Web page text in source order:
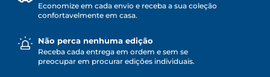
Economize em cada envio e receba a sua coleção
confortavelmente em casa.
Não perca nenhuma edição
Receba cada entrega em ordem e sem se
preocupar em procurar edições individuais.